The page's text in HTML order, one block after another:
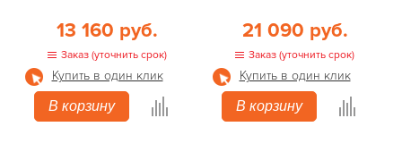
13 160 руб.
Заказ (уточнить срок)
Купить в один клик
В корзину
21 090 руб.
Заказ (уточнить срок)
Купить в один клик
В корзину